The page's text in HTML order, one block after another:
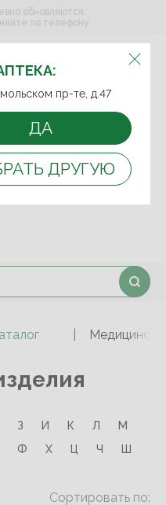
ВЫБЕРИТЕ АПТЕКУ:
пр-те, д.47
ДА
ДРУГУЮ
обновляются.
по телефону
З И К Л
М
Ф Х Ц Ч
Ш
Сортировать по: